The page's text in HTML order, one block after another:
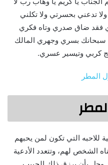
تدعني بحسرتي ولا تكلني
فقد ضاق صدري وتاه فكري
سبحانك بسري وجهري المالك
كربي وتيسير عسري.
المطر
للاحبه التي تكون لمن يحبهم
الشخص لهم، وتتعدد الأدعية